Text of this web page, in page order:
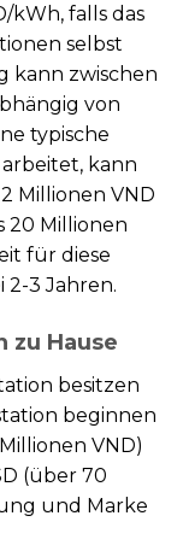
kWh, falls das
selbst
kann zwischen
von
typische
kann
Millionen VND
20 Millionen
für diese
3 Jahren.
zu Hause
besitzen
beginnen
VND)
(über 70
und Marke